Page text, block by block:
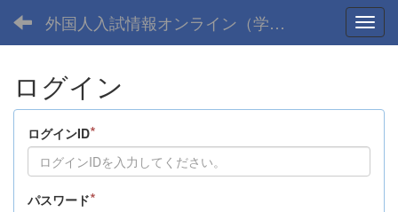
外国人入試情報オンライン（学部）
ログイン
ログインID*
パスワード*